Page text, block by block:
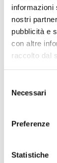
informazioni
nostri
pubblicità e
con altre
raccolto dal
delNecessari
Preferenze
Statistiche